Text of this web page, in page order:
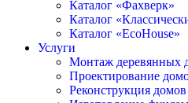
Каталог «Фахверк»
Каталог
Каталог «EcoHouse»
Услуги
Монтаж деревянных
Проектирование
Реконструкция домов